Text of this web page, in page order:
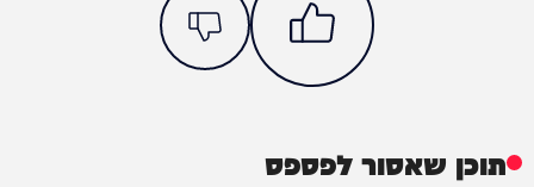
תוכן שאסור לפספס